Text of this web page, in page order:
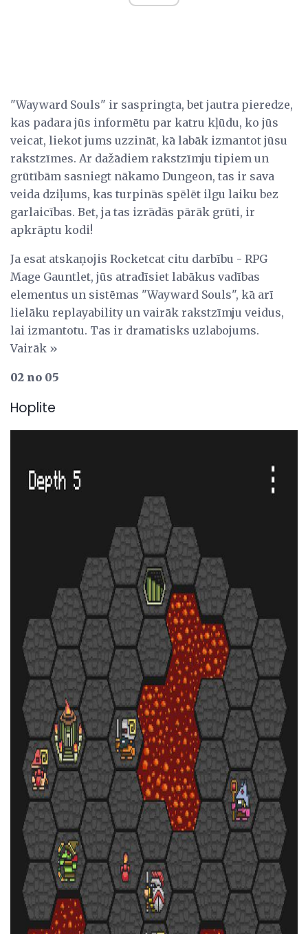
"Wayward Souls" ir saspringta, bet jautra pieredze,
kas padara jūs informētu par katru kļūdu, ko jūs
veicat, liekot jums uzzināt, kā labāk izmantot jūsu
rakstzīmes. Ar dažādiem rakstzīmju tipiem un
grūtībām sasniegt nākamo Dungeon, tas ir sava
veida dziļums, kas turpinās spēlēt ilgu laiku bez
garlaicības. Bet, ja tas izrādās pārāk grūti, ir
apkrāptu kodi!
Ja esat atskaņojis Rocketcat citu darbību - RPG
Mage Gauntlet, jūs atradīsiet labākus vadības
elementus un sistēmas "Wayward Souls", kā arī
lielāku replayability un vairāk rakstzīmju veidus,
lai izmantotu. Tas ir dramatisks uzlabojums.
Vairāk »
02 no 05
Hoplite